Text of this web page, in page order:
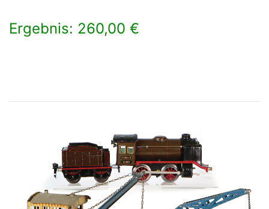
Ergebnis: 260,00 €